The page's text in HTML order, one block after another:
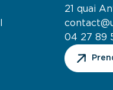
21 quai
04 27 89